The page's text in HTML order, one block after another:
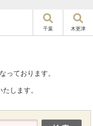
千葉 木更津
っております。
します。